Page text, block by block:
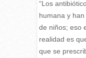
“Los
humana y
de niños; eso
realidad es
que se